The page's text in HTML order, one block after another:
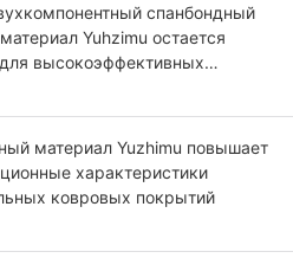
спанбондный
Yuhzimu остается
высокоэффективных
материал Yuzhimu повышает
характеристики
ковровых покрытий